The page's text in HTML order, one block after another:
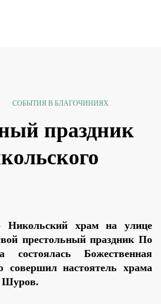
СОБЫТИЯ В БЛАГОЧИНИЯХ
праздник
Никольский храм на улице
престольный праздник По
состоялась Божественная
совершил настоятель храма
Шуров.